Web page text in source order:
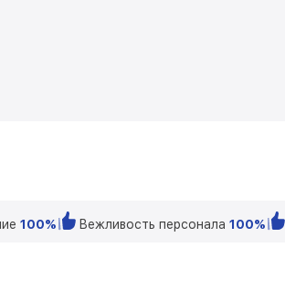
100% Вежливость персонала 100%